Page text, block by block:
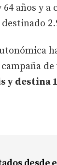
años y a
y destina